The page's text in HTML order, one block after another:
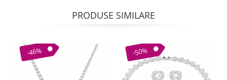
PRODUSE SIMILARE
-46% -50%